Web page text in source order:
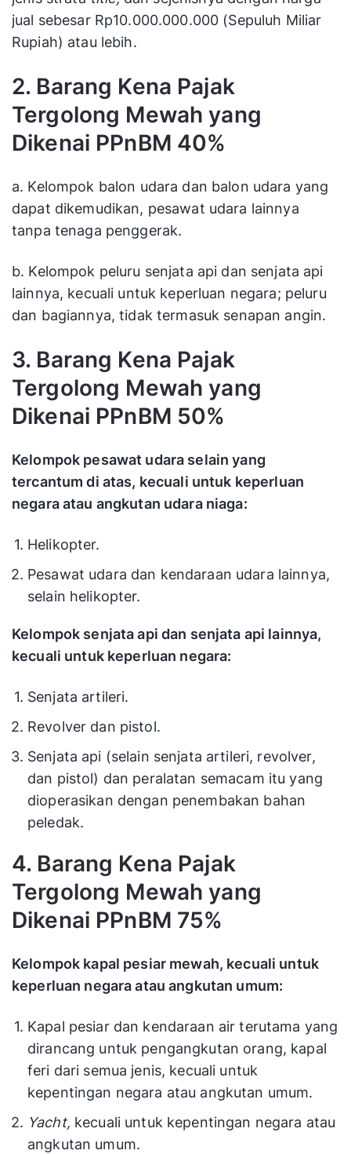
jual sebesar Rp10.000.000.000 (Sepuluh Miliar
Rupiah) atau lebih.
2. Barang Kena Pajak
Tergolong Mewah yang
Dikenai PPnBM 40%
a. Kelompok balon udara dan balon udara yang
dapat dikemudikan, pesawat udara lainnya
tanpa tenaga penggerak.
b. Kelompok peluru senjata api dan senjata api
lainnya, kecuali untuk keperluan negara; peluru
dan bagiannya, tidak termasuk senapan angin.
3. Barang Kena Pajak
Tergolong Mewah yang
Dikenai PPnBM 50%
Kelompok pesawat udara selain yang
tercantum di atas, kecuali untuk keperluan
negara atau angkutan udara niaga:
Helikopter.
Pesawat udara dan kendaraan udara lainnya,
selain helikopter.
Kelompok senjata api dan senjata api lainnya,
kecuali untuk keperluan negara:
Senjata artileri.
Revolver dan pistol.
Senjata api (selain senjata artileri, revolver,
dan pistol) dan peralatan semacam itu yang
dioperasikan dengan penembakan bahan
peledak.
4. Barang Kena Pajak
Tergolong Mewah yang
Dikenai PPnBM 75%
Kelompok kapal pesiar mewah, kecuali untuk
keperluan negara atau angkutan umum:
Kapal pesiar dan kendaraan air terutama yang
dirancang untuk pengangkutan orang, kapal
feri dari semua jenis, kecuali untuk
kepentingan negara atau angkutan umum.
Yacht, kecuali untuk kepentingan negara atau
angkutan umum.